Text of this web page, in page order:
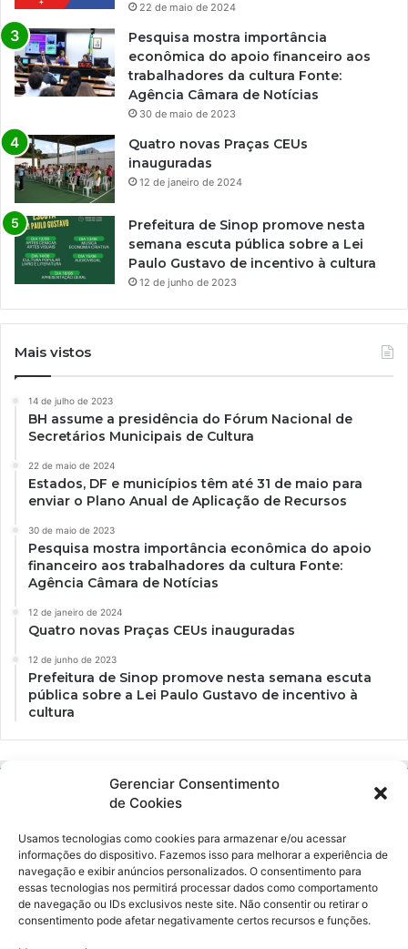
Gerenciar Consentimento
de Cookies
Usamos tecnologias como cookies para armazenar e/ou acessar
informações do dispositivo. Fazemos isso para melhorar a experiência de
navegação e exibir anúncios personalizados. O consentimento para
essas tecnologias nos permitirá processar dados como comportamento
de navegação ou IDs exclusivos neste site. Não consentir ou retirar o
consentimento pode afetar negativamente certos recursos e funções.
22 de maio de 2024
Pesquisa mostra importância
econômica do apoio financeiro aos
trabalhadores da cultura Fonte:
Agência Câmara de Notícias
30 de maio de 2023
Quatro novas Praças CEUs
inauguradas
12 de janeiro de 2024
Prefeitura de Sinop promove nesta
semana escuta pública sobre a Lei
Paulo Gustavo de incentivo à cultura
12 de junho de 2023
Mais vistos
14 de julho de 2023
BH assume a presidência do Fórum Nacional de
Secretários Municipais de Cultura
22 de maio de 2024
Estados, DF e municípios têm até 31 de maio para
enviar o Plano Anual de Aplicação de Recursos
30 de maio de 2023
Pesquisa mostra importância econômica do apoio
financeiro aos trabalhadores da cultura Fonte:
Agência Câmara de Notícias
12 de janeiro de 2024
Quatro novas Praças CEUs inauguradas
12 de junho de 2023
Prefeitura de Sinop promove nesta semana escuta
pública sobre a Lei Paulo Gustavo de incentivo à
cultura
Ockara é uma plataforma multicultural e criativa. Nossa proposta é
oferecer o máximo de ferramentas para realizadores e
gerenciadores de espaços criativos e culturais.